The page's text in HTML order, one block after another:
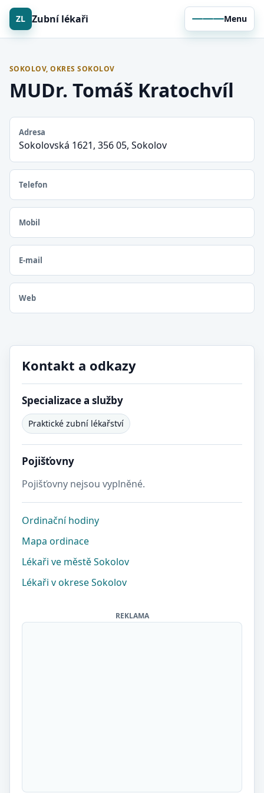
ZL Zubní lékaři Menu
SOKOLOV, OKRES SOKOLOV
MUDr. Tomáš Kratochvíl
Adresa
Sokolovská 1621, 356 05, Sokolov
Telefon
Mobil
E-mail
Web
Kontakt a odkazy
Specializace a služby
Praktické zubní lékařství
Pojišťovny
Pojišťovny nejsou vyplněné.
Ordinační hodiny
Mapa ordinace
Lékaři ve městě Sokolov
Lékaři v okrese Sokolov
REKLAMA